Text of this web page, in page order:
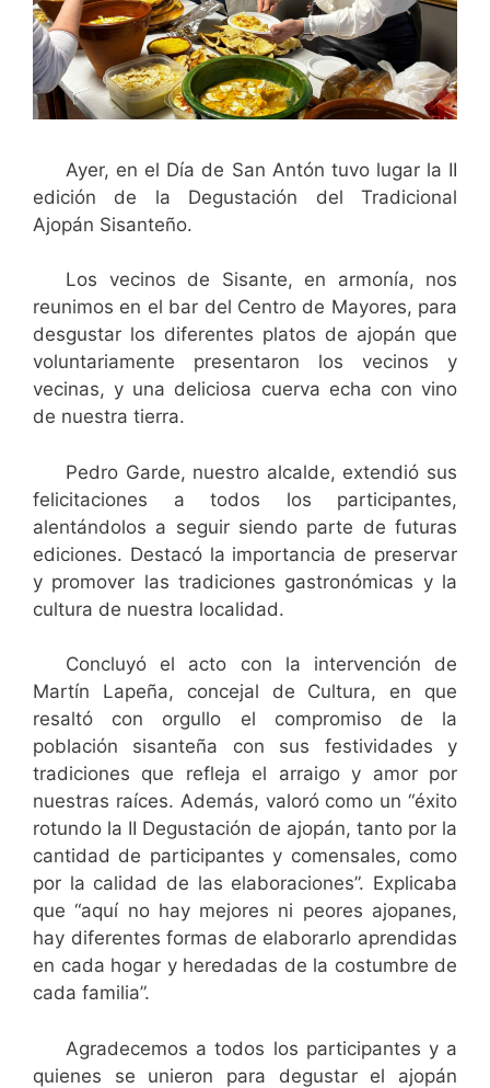
Ayer, en el Día de San Antón tuvo lugar la II
edición de la Degustación del Tradicional
Ajopán Sisanteño.
Los vecinos de Sisante, en armonía, nos
reunimos en el bar del Centro de Mayores, para
desgustar los diferentes platos de ajopán que
voluntariamente presentaron los vecinos y
vecinas, y una deliciosa cuerva echa con vino
de nuestra tierra.
Pedro Garde, nuestro alcalde, extendió sus
felicitaciones a todos los participantes,
alentándolos a seguir siendo parte de futuras
ediciones. Destacó la importancia de preservar
y promover las tradiciones gastronómicas y la
cultura de nuestra localidad.
Concluyó el acto con la intervención de
Martín Lapeña, concejal de Cultura, en que
resaltó con orgullo el compromiso de la
población sisanteña con sus festividades y
tradiciones que refleja el arraigo y amor por
nuestras raíces. Además, valoró como un “éxito
rotundo la II Degustación de ajopán, tanto por la
cantidad de participantes y comensales, como
por la calidad de las elaboraciones”. Explicaba
que “aquí no hay mejores ni peores ajopanes,
hay diferentes formas de elaborarlo aprendidas
en cada hogar y heredadas de la costumbre de
cada familia”.
Agradecemos a todos los participantes y a
quienes se unieron para degustar el ajopán